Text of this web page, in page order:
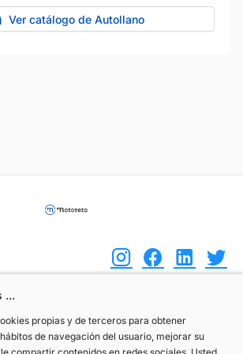
Ver catálogo de Autollano
...
propias y de terceros para obtener
de navegación del usuario, mejorar su
...
propias y de terceros para obtener
de navegación del usuario, mejorar su
(+34) 744 408 070
info@motoreto.com